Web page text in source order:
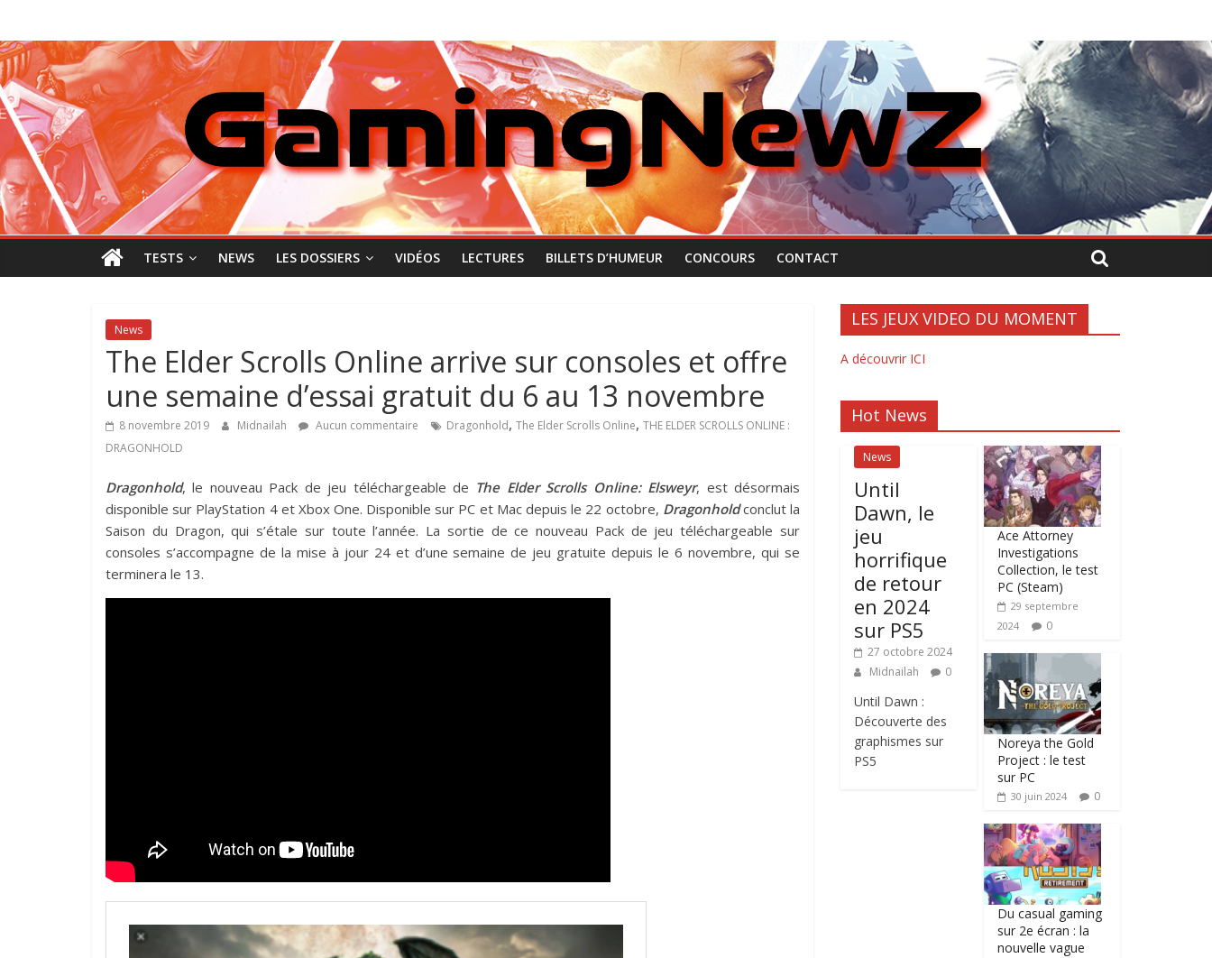
contenu
GamingNewZ
Tests
et
Actu
des
jeux
vidéo
TESTS NEWS LES DOSSIERS VIDÉOS LECTURES BILLETS D’HUMEUR CONCOURS CONTACT
News
The Elder Scrolls Online arrive sur consoles et offre
une semaine d’essai gratuit du 6 au 13 novembre
8 novembre 2019 Midnailah Aucun commentaire Dragonhold, The Elder Scrolls Online, THE ELDER SCROLLS ONLINE :
DRAGONHOLD
Dragonhold, le nouveau Pack de jeu téléchargeable de The Elder Scrolls Online: Elsweyr, est désormais
disponible sur PlayStation 4 et Xbox One. Disponible sur PC et Mac depuis le 22 octobre, Dragonholdconclut la
Saison du Dragon, qui s’étale sur toute l’année. La sortie de ce nouveau Pack de jeu téléchargeable sur
consoles s’accompagne de la mise à jour 24 et d’une semaine de jeu gratuite depuis le 6 novembre, qui se
terminera le 13.
LES JEUX VIDEO DU MOMENT
A découvrir ICI
Hot News
News
Until
Dawn, le
jeu
horrifique
de retour
en 2024
sur PS5
27 octobre 2024
Midnailah
0
Until Dawn :
Découverte des
graphismes sur
PS5
Ace Attorney
Investigations
Collection, le test
PC (Steam)
29 septembre
2024
0
Noreya the Gold
Project : le test
sur PC
30 juin 2024 0
Du casual gaming
sur 2e écran : la
nouvelle vague